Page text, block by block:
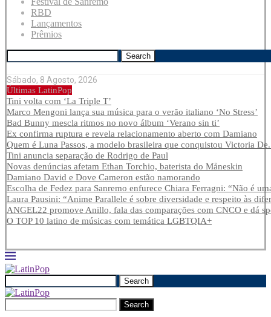
RBD
Lançamentos
Prêmios
Search
Sábado, 8 Agosto, 2026
Últimas LatinPop
Tini volta com ‘La Triple T’
Marco Mengoni lança sua música para o verão italiano ‘No Stress’
Bad Bunny mescla ritmos no novo álbum ‘Verano sin ti’
Ex confirma ruptura e revela relacionamento aberto com Damiano
Quem é Luna Passos, a modelo brasileira que conquistou Victoria
Tini anuncia separação de Rodrigo de Paul
Novas denúncias afetam Ethan Torchio, baterista do Måneskin
Damiano David e Dove Cameron estão namorando
Escolha de Fedez para Sanremo enfurece Chiara Ferragni: “Não é
Laura Pausini: “Anime Parallele é sobre diversidade e respeito às
ANGEL22 promove Anillo, fala das comparações com CNCO e dá
O TOP 10 latino de músicas com temática LGBTQIA+
Search
Search